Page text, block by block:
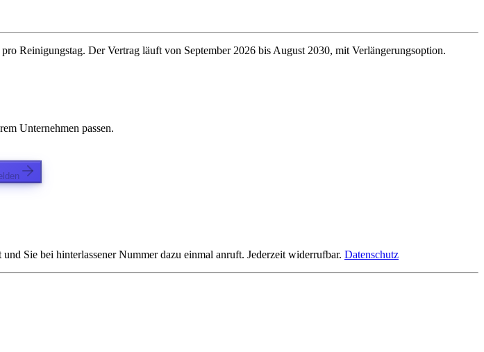
Reinigungstag. Der Vertrag läuft von September 2026 bis August 2030, mit Verlängerungsoption.
Unternehmen passen.
Sie bei hinterlassener Nummer dazu einmal anruft. Jederzeit widerrufbar. Datenschutz